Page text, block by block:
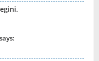
says: